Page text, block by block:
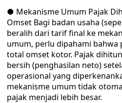
● Mekanisme Umum Pajak
Omset Bagi badan usaha
beralih dari tarif final ke
umum, perlu dipahami
total omset kotor. Pajak
bersih (penghasilan neto)
operasional yang
mekanisme umum tidak
pajak menjadi lebih besar.